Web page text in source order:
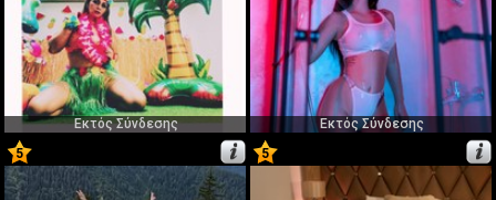
Εκτός Σύνδεσης
Εκτός Σύνδεσης
5
21
5